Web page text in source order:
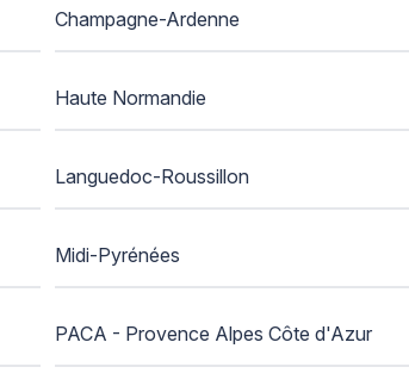
Champagne-Ardenne
Haute Normandie
Languedoc-Roussillon
Midi-Pyrénées
PACA - Provence Alpes Côte d'Azur